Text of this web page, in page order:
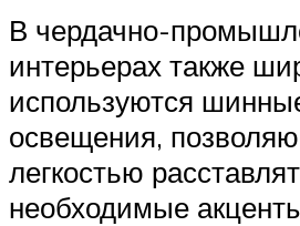
В чердачно-
интерьерах также
используются
освещения,
легкостью
необходимые